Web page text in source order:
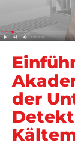
der